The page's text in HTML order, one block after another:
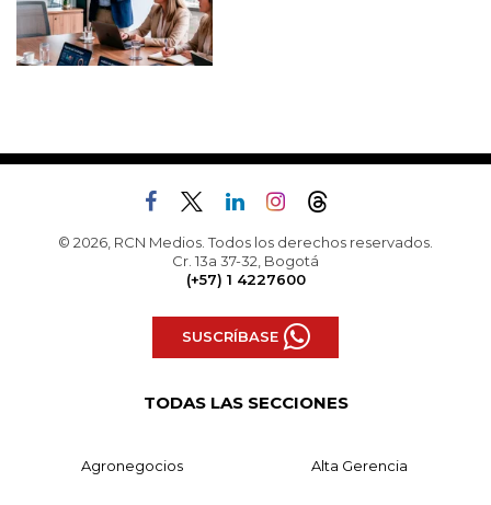
© 2026, RCN Medios. Todos los derechos reservados.
Cr. 13a 37-32, Bogotá
(+57) 1 4227600
SUSCRÍBASE
TODAS LAS SECCIONES
Agronegocios Alta Gerencia